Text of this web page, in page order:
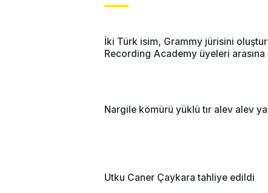
İki Türk isim, Grammy jürisini
Recording Academy üyeleri arasına
Nargile kömürü yüklü tır alev alev
Utku Caner Çaykara tahliye edildi